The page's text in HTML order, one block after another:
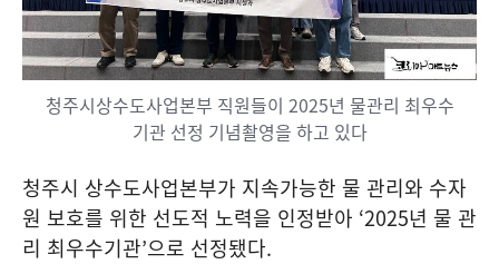
청주시상수도사업본부 직원들이 2025년 물관리 최우수
기관 선정 기념촬영을 하고 있다
청주시 상수도사업본부가 지속가능한 물 관리와 수자
원 보호를 위한 선도적 노력을 인정받아 ‘2025년 물 관
리 최우수기관’으로 선정됐다.